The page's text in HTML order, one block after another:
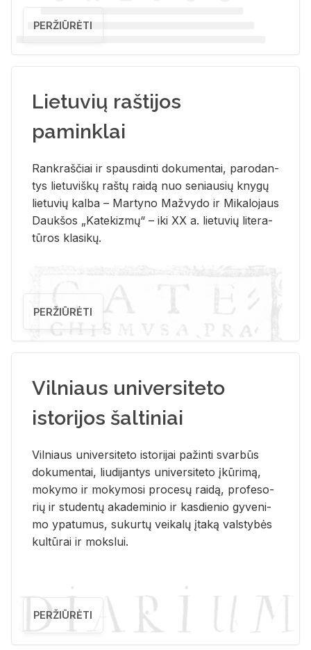
PERŽIŪRĖTI
Lietuvių raštijos
paminklai
Rank­raš­čiai ir spaus­din­ti do­ku­men­tai, pa­ro­dan­
tys lie­tu­viš­kų raš­tų rai­dą nuo se­niau­sių kny­gų
lie­tu­vių kal­ba – Mar­ty­no Ma­žvy­do ir Mi­ka­lo­jaus
Dauk­šos „Ka­te­kiz­mų“ – iki XX a. lie­tu­vių li­te­ra­
tū­ros kla­si­kų.
PERŽIŪRĖTI
Vilniaus universiteto
istorijos šaltiniai
Vil­niaus uni­ver­si­te­to is­to­ri­jai pa­žin­ti svar­būs
do­ku­men­tai, liu­di­jan­tys uni­ver­si­te­to įkū­ri­mą,
mo­ky­mo ir mo­ky­mo­si pro­ce­sų rai­dą, pro­fe­so­
rių ir stu­den­tų aka­de­mi­nio ir kas­die­nio gy­ve­ni­
mo ypa­tu­mus, su­kur­tų vei­ka­lų įta­ką vals­ty­bės
kul­tū­rai ir moks­lui.
PERŽIŪRĖTI